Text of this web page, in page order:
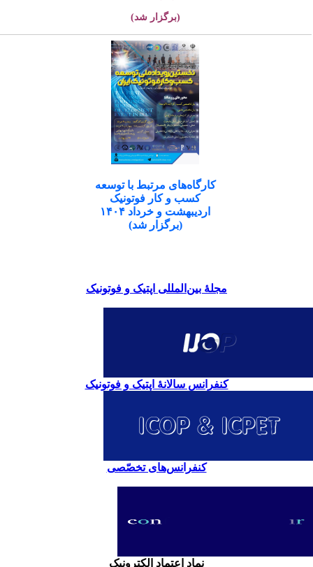
(برگزار شد)
کارگاه‌های مرتبط با توسعه
کسب و کار فوتونیک
اردیبهشت و خرداد ۱۴۰۴
(برگزار شد)
مجلۀ بین‌المللی اپتیک و فوتونیک
کنفرانس سالانۀ اپتیک و فوتونیک
کنفرانس‌های تخصّصی
نماد اعتماد الکترونیک